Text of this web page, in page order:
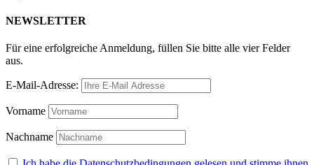
NEWSLETTER
Für eine erfolgreiche Anmeldung, füllen Sie bitte alle vier Felder
aus.
E-Mail-Adresse:
Vorname
Nachname